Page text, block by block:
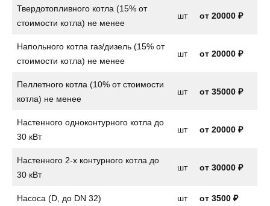
Твердотопливного котла (15% от
стоимости котла) не менее
шт от 20000 ₽
Напольного котла газ/дизель (15% от
стоимости котла) не менее
шт от 20000 ₽
Пеллетного котла (10% от стоимости
котла) не менее
шт от 35000 ₽
Настенного одноконтурного котла до
30 кВт
шт от 20000 ₽
Настенного 2-х контурного котла до
30 кВт
шт от 30000 ₽
Насоса (D, до DN 32) шт от 3500 ₽